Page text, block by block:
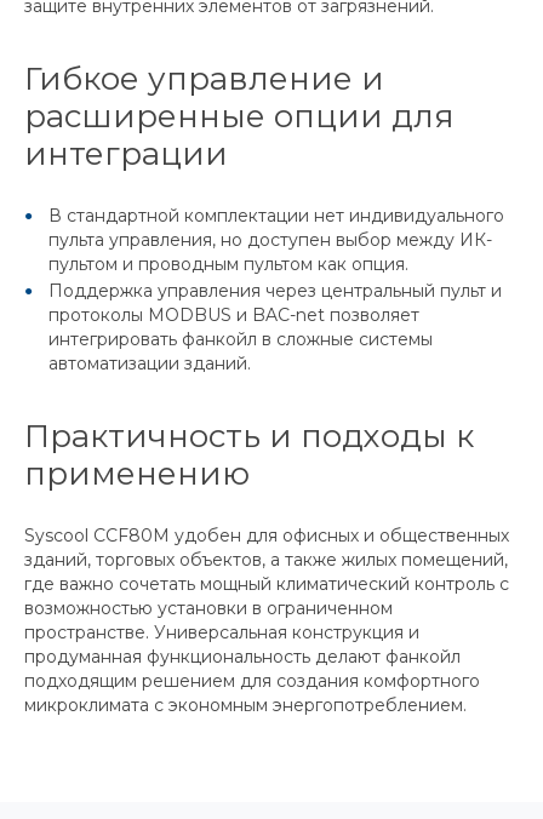
защите внутренних элементов от загрязнений.
Гибкое управление и
расширенные опции для
интеграции
В стандартной комплектации нет индивидуального
пульта управления, но доступен выбор между ИК-
пультом и проводным пультом как опция.
Поддержка управления через центральный пульт и
протоколы MODBUS и BAC-net позволяет
интегрировать фанкойл в сложные системы
автоматизации зданий.
Практичность и подходы к
применению
Syscool CCF80M удобен для офисных и общественных
зданий, торговых объектов, а также жилых помещений,
где важно сочетать мощный климатический контроль с
возможностью установки в ограниченном
пространстве. Универсальная конструкция и
продуманная функциональность делают фанкойл
подходящим решением для создания комфортного
микроклимата с экономным энергопотреблением.